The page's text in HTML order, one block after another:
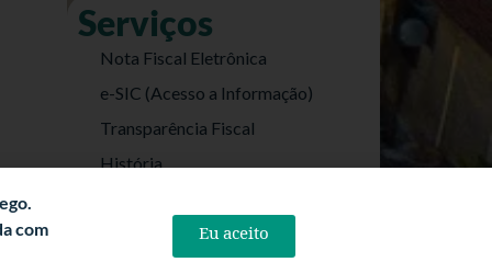
Serviços
Nota Fiscal Eletrônica
e-SIC (Acesso a Informação)
Transparência Fiscal
História
Politica de Privacidade
com
Eu aceito